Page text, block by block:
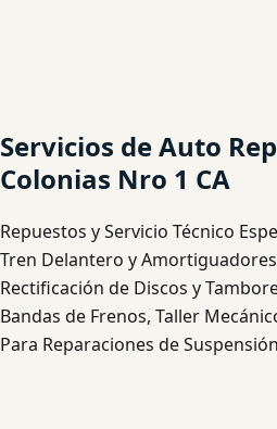
Servicios de Auto
Colonias Nro 1 CA
Repuestos y Servicio Técnico
Tren Delantero y
Rectificación de Discos y
Bandas de Frenos, Taller
Para Reparaciones de Suspensión